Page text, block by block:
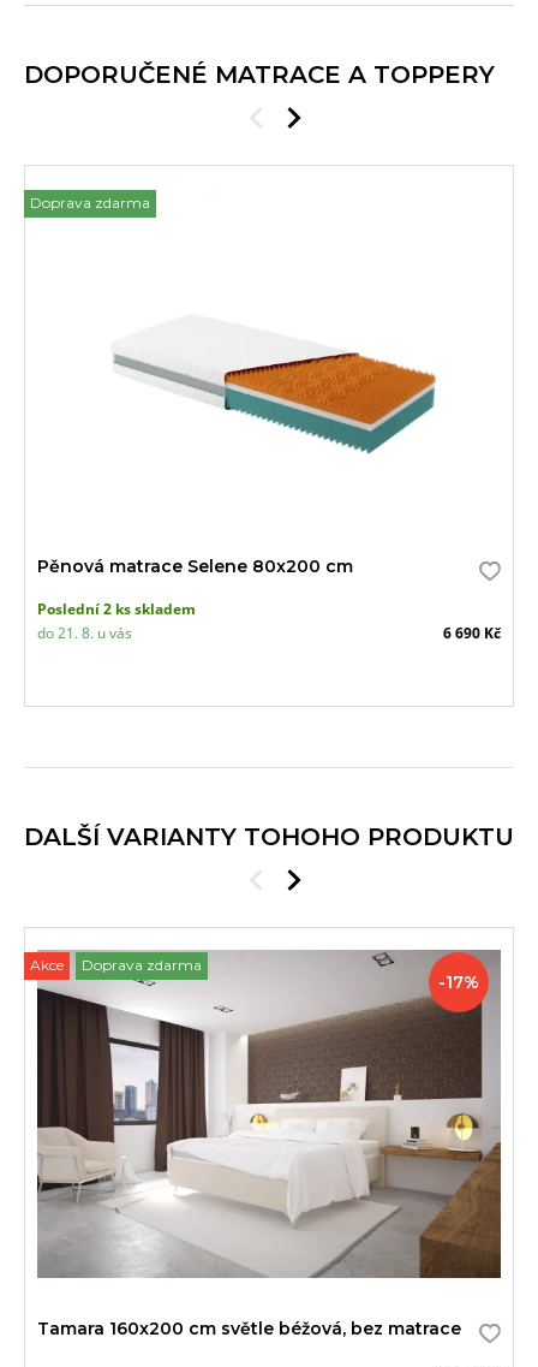
DOPORUČENÉ MATRACE A TOPPERY
Doprava zdarma
Pěnová matrace Selene 80x200 cm
Poslední 2 ks skladem
do 21. 8. u vás
6 690 Kč
DALŠÍ VARIANTY TOHOHO PRODUKTU
Akce Doprava zdarma
Tamara 160x200 cm světle béžová, bez matrace
Slevy
akce
-17%